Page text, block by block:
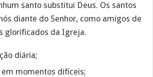
santo substitui Deus. Os santos
diante do Senhor, como amigos de
glorificados da Igreja.
diária;
momentos difíceis;